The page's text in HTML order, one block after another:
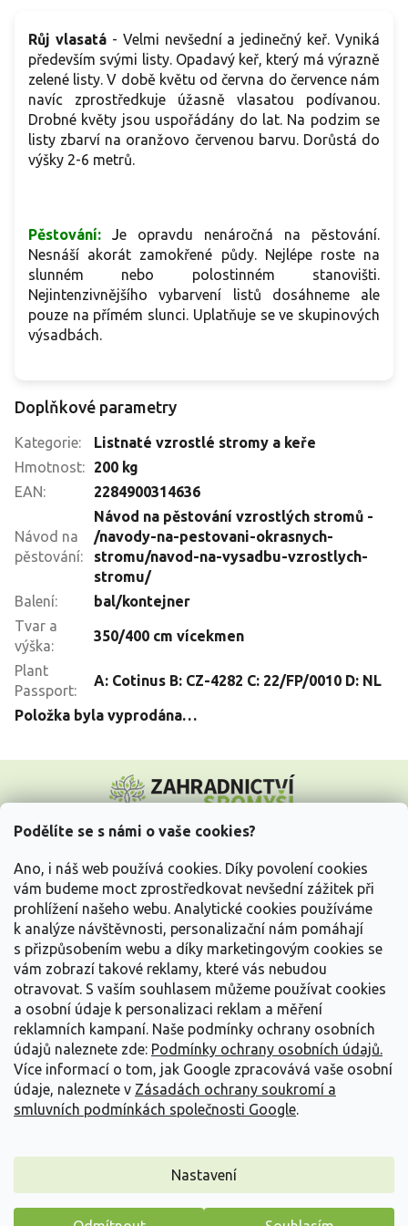
Podělíte se s námi o vaše cookies?
Ano, i náš web používá cookies. Díky povolení cookies
vám budeme moct zprostředkovat nevšední zážitek při
prohlížení našeho webu. Analytické cookies používáme
k analýze návštěvnosti, personalizační nám pomáhají
s přizpůsobením webu a díky marketingovým cookies se
vám zobrazí takové reklamy, které vás nebudou
otravovat. S vaším souhlasem můžeme používat cookies
a osobní údaje k personalizaci reklam a měření
reklamních kampaní. Naše podmínky ochrany osobních
údajů naleznete zde: Podmínky ochrany osobních údajů.
Více informací o tom, jak Google zpracovává vaše osobní
údaje, naleznete v Zásadách ochrany soukromí a
smluvních podmínkách společnosti Google.
Nastavení
Růj vlasatá - Velmi nevšední a jedinečný keř. Vyniká
především svými listy. Opadavý keř, který má výrazně
zelené listy. V době květu od června do července nám
navíc zprostředkuje úžasně vlasatou podívanou.
Drobné květy jsou uspořádány do lat. Na podzim se
listy zbarví na oranžovo červenou barvu. Dorůstá do
výšky 2-6 metrů.
Pěstování: Je opravdu nenáročná na pěstování.
Nesnáší akorát zamokřené půdy. Nejlépe roste na
slunném nebo polostinném stanovišti.
Nejintenzivnějšího vybarvení listů dosáhneme ale
pouze na přímém slunci. Uplatňuje se ve skupinových
výsadbách.
Doplňkové parametry
Kategorie:
Listnaté vzrostlé stromy a keře
Hmotnost:
200 kg
EAN: 2284900314636
Návod na
pěstování:
Návod na pěstování vzrostlých stromů -
/navody-na-pestovani-okrasnych-
stromu/navod-na-vysadbu-vzrostlych-
stromu/
Balení:
bal/kontejner
Tvar a
výška:
350/400 cm vícekmen
Plant
Passport:
A: Cotinus B: CZ-4282 C: 22/FP/0010 D: NL
Položka byla vyprodána…
p
Vše o nákupu
Informace pro Vás
Kontakujte nás
Vytvořil Shoptet
Copyright 2026Zahradnictví Spomyšl. Všechna práva